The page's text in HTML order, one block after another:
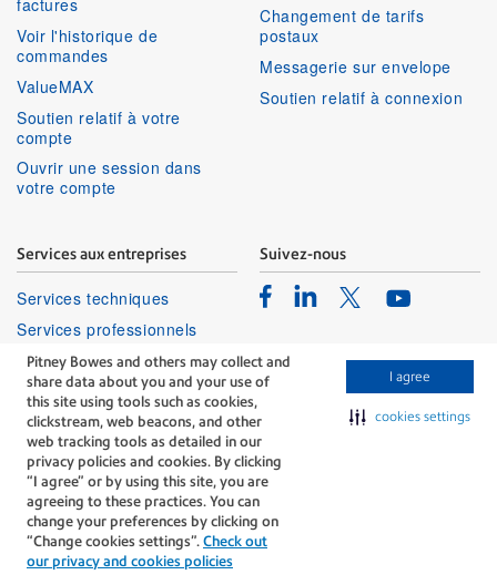
Pitney Bowes and others may collect and
share data about you and your use of
this site using tools such as cookies,
clickstream, web beacons, and other
web tracking tools as detailed in our
privacy policies and cookies. By clicking
“I agree” or by using this site, you are
agreeing to these practices. You can
change your preferences by clicking on
“Change cookies settings”. Check out
our privacy and cookies policies
I agree
cookies settings
Voir l'historique de
commandes
ValueMAX
Soutien relatif à votre
compte
Ouvrir une session dans
votre compte
Changement de tarifs
postaux
Messagerie sur envelope
Soutien relatif à connexion
Services aux entreprises
Services techniques
Services professionnels
Suivez-nous
FacebookLinkedinTwitterYoutube
The technology behind
every important delivery.
Modalités
Confidentialité
Politique Relative Aux Cookies
©Pitney Bowes Inc., 1996-2026. Tous droits réservés.